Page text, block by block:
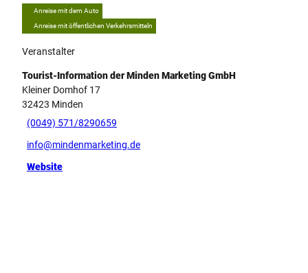
Anreise mit dem Auto
Anreise mit öffentlichen Verkehrsmitteln
Veranstalter
Tourist-Information der Minden Marketing GmbH
Kleiner Domhof 17
32423 Minden
(0049) 571/8290659
info@mindenmarketing.de
Website